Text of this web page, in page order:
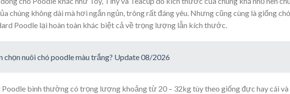
chúng không dài mà hơi ngắn ngủn, trông rất đáng yêu. Nhưng cũng cùng là giống chó
Poodle lại hoàn toàn khác biệt cả về trọng lượng lẫn kích thước.
chọn nuôi chó poodle màu trắng? Update 08/2026
Poodle bình thường có trọng lượng khoảng từ 20 – 32kg tùy theo giống đực hay cái và